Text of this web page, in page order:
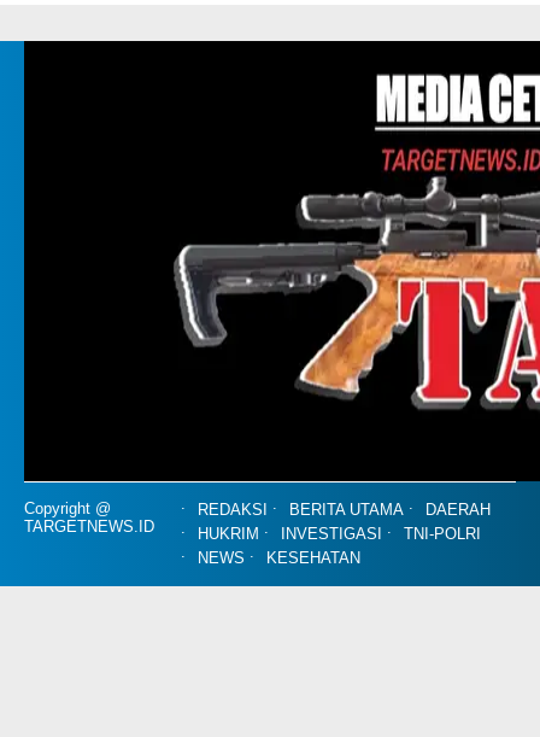
Copyright @
TARGETNEWS.ID
REDAKSI BERITA UTAMA
DAERAH
HUKRIM
INVESTIGASI
TNI-POLRI
NEWS
KESEHATAN